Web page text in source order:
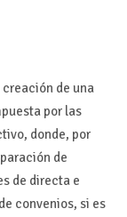
de una
por las
donde, por
de
de directa e
convenios, si es